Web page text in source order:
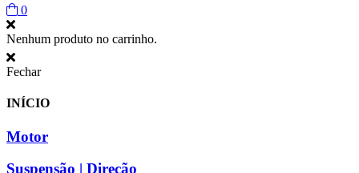
0
Nenhum produto no carrinho.
Fechar
INÍCIO
Motor
Suspensão | Direção